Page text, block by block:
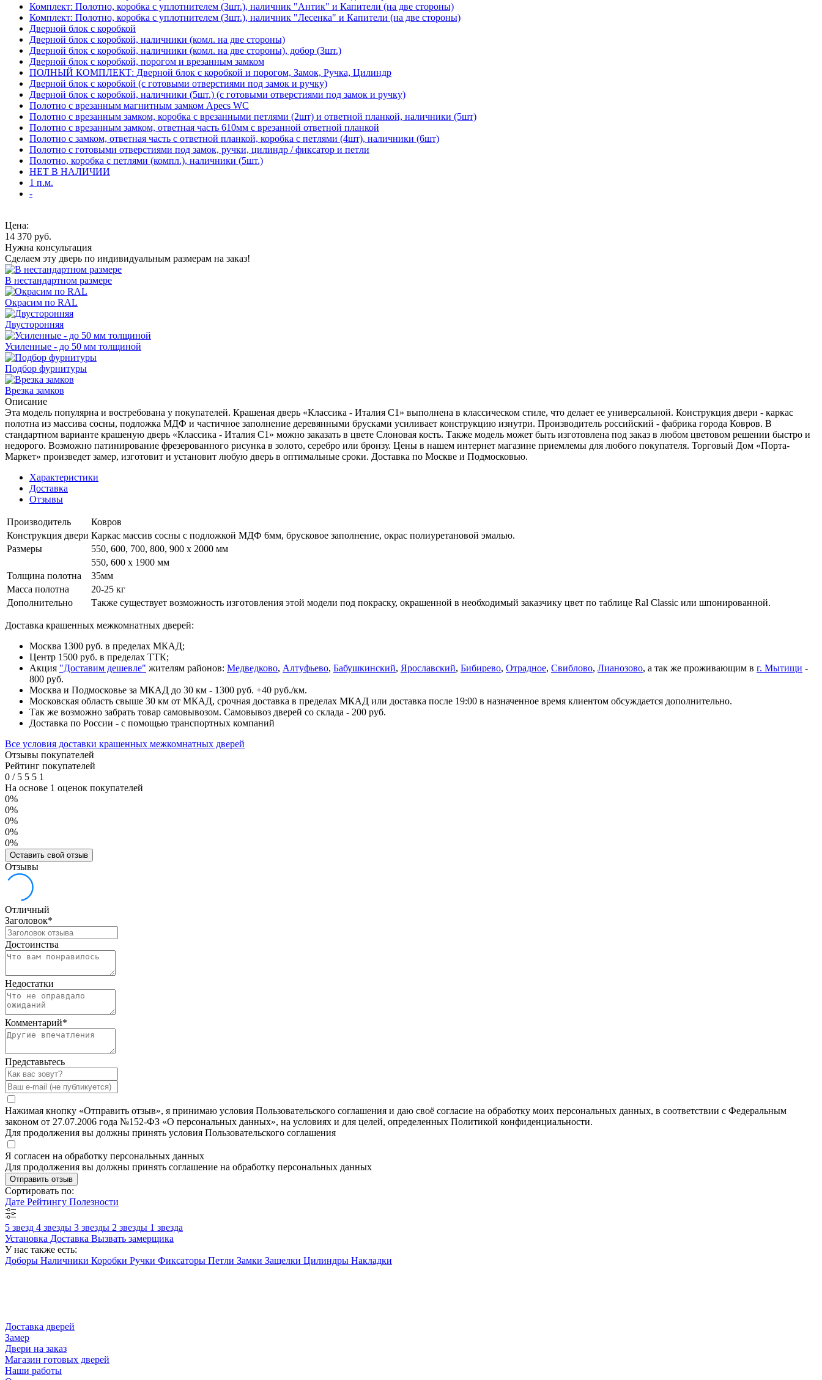
Комплект: Полотно, коробка с уплотнителем (3шт.), наличник "Антик" и Капители (на две стороны)
Комплект: Полотно, коробка с уплотнителем (3шт.), наличник "Лесенка" и Капители (на две стороны)
Дверной блок с коробкой
Дверной блок с коробкой, наличники (комл. на две стороны)
Дверной блок с коробкой, наличники (комл. на две стороны), добор (3шт.)
Дверной блок с коробкой, порогом и врезанным замком
ПОЛНЫЙ КОМПЛЕКТ: Дверной блок с коробкой и порогом, Замок, Ручка, Цилиндр
Дверной блок с коробкой (с готовыми отверстиями под замок и ручку)
Дверной блок с коробкой, наличники (5шт.) (с готовыми отверстиями под замок и ручку)
Полотно с врезанным магнитным замком Apecs WC
Полотно с врезанным замком, коробка с врезанными петлями (2шт) и ответной планкой, наличники (5шт)
Полотно с врезанным замком, ответная часть 610мм с врезанной ответной планкой
Полотно с замком, ответная часть с ответной планкой, коробка с петлями (4шт), наличники (6шт)
Полотно с готовыми отверстиями под замок, ручки, цилиндр / фиксатор и петли
Полотно, коробка с петлями (компл.), наличники (5шт.)
НЕТ В НАЛИЧИИ
1 п.м.
-
Цена:
14 370 руб.
Нужна консультация
Сделаем эту дверь по индивидуальным размерам на заказ!
В нестандартном размере
Окрасим по RAL
Двусторонняя
Усиленные - до 50 мм толщиной
Подбор фурнитуры
Врезка замков
Описание
Эта модель популярна и востребована у покупателей. Крашеная дверь «Классика - Италия C1» выполнена в классическом стиле, что делает ее универсальной. Конструкция двери - каркас
полотна из массива сосны, подложка МДФ и частичное заполнение деревянными брусками усиливает конструкцию изнутри. Производитель российский - фабрика города Ковров. В
стандартном варианте крашеную дверь «Классика - Италия C1» можно заказать в цвете Слоновая кость. Также модель может быть изготовлена под заказ в любом цветовом решении быстро и
недорого. Возможно патинирование фрезерованного рисунка в золото, серебро или бронзу. Цены в нашем интернет магазине приемлемы для любого покупателя. Торговый Дом «Порта-
Маркет» произведет замер, изготовит и установит любую дверь в оптимальные сроки. Доставка по Москве и Подмосковью.
Характеристики
Доставка
Отзывы
Производитель
Ковров
Конструкция двери Каркас массив сосны с подложкой МДФ 6мм, брусковое заполнение, окрас полиуретановой эмалью.
Размеры
550, 600, 700, 800, 900 x 2000 мм
550, 600 х 1900 мм
Толщина полотна
35мм
Масса полотна
20-25 кг
Дополнительно
Также существует возможность изготовления этой модели под покраску, окрашенной в необходимый заказчику цвет по таблице Ral Classic или шпонированной.
Доставка крашенных межкомнатных дверей:
Москва 1300 руб. в пределах МКАД;
Центр 1500 руб. в пределах ТТК;
Акция "Доставим дешевле" жителям районов: Медведково, Алтуфьево, Бабушкинский, Ярославский, Бибирево, Отрадное, Свиблово, Лианозово, а так же проживающим в г. Мытищи -
800 руб.
Москва и Подмосковье за МКАД до 30 км - 1300 руб. +40 руб./км.
Московская область свыше 30 км от МКАД, срочная доставка в пределах МКАД или доставка после 19:00 в назначенное время клиентом обсуждается дополнительно.
Так же возможно забрать товар самовывозом. Самовывоз дверей со склада - 200 руб.
Доставка по России - с помощью транспортных компаний
Все условия доставки крашенных межкомнатных дверей
Отзывы покупателей
Рейтинг покупателей
0 /5 5 5 1
На основе 1 оценок покупателей
0%
0%
0%
0%
0%
Оставить свой отзыв
Отзывы
Отличный
Заголовок*
Достоинства
Недостатки
Комментарий*
Представьтесь
Нажимая кнопку «Отправить отзыв», я принимаю условия Пользовательского соглашения и даю своё согласие на обработку моих персональных данных, в соответствии с Федеральным
законом от 27.07.2006 года №152-ФЗ «О персональных данных», на условиях и для целей, определенных Политикой конфиденциальности.
Для продолжения вы должны принять условия Пользовательского соглашения
Я согласен на обработку персональных данных
Для продолжения вы должны принять соглашение на обработку персональных данных
Отправить отзыв
Сортировать по:
Дате Рейтингу Полезности
5 звезд 4 звезды 3 звезды 2 звезды 1 звезда
Установка Доставка Вызвать замерщика
У нас также есть:
Доборы Наличники Коробки Ручки Фиксаторы Петли Замки Защелки Цилиндры Накладки
Доставка дверей
Замер
Двери на заказ
Магазин готовых дверей
Наши работы